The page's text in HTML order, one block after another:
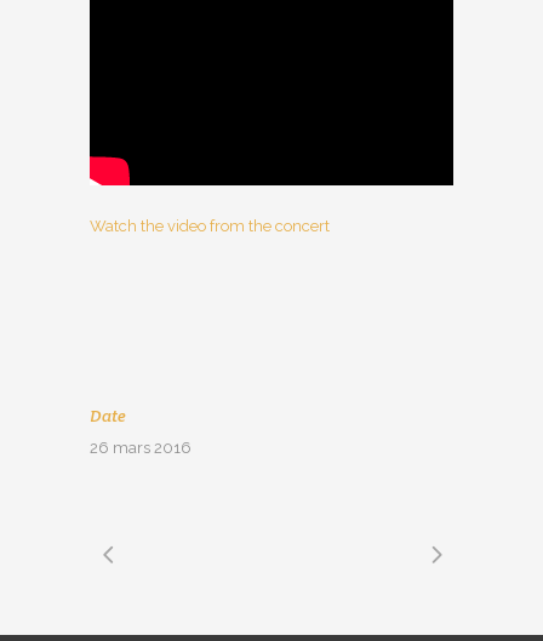
Watch the video from the concert
Date
26 mars 2016